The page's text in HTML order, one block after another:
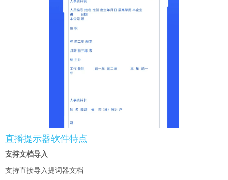
直播提示器软件特点
支持文档导入
支持直接导入提词器文档